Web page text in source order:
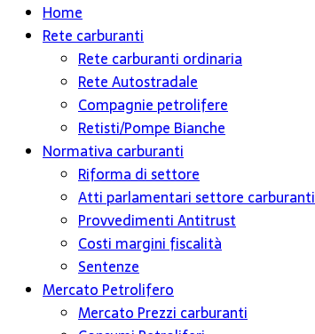
Home
Rete carburanti
Rete carburanti ordinaria
Rete Autostradale
Compagnie petrolifere
Retisti/Pompe Bianche
Normativa carburanti
Riforma di settore
Atti parlamentari settore carburanti
Provvedimenti Antitrust
Costi margini fiscalità
Sentenze
Mercato Petrolifero
Mercato Prezzi carburanti